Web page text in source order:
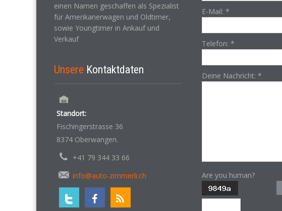
einen Namen geschaffen als Spezialist
für Amerikanerwagen und Oldtimer,
sowie Youngtimer in Ankauf und
Verkauf
Unsere Kontaktdaten
Standort:
Fischingerstrasse 36
8374 Oberwangen.
+41 79 344 33 66
info@auto-zimmerli.ch
E-Mail: *
Telefon: *
Deine Nachricht: *
Are you human?